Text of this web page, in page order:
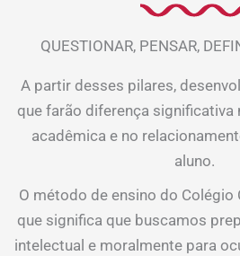
QUESTIONAR, PENSAR,
A partir desses pilares,
que farão diferença significativa
acadêmica e no
aluno.
O método de ensino do Colégio
que significa que buscamos
intelectual e moralmente para